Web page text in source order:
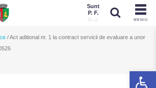
MENIU
Sunt
P. F.
P. J.
/Act aditional nr. 1 la contract servicii de evaluare a unor